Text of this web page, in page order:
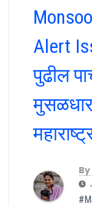
Alert
पुढील
By